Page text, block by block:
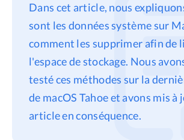
Dans cet article, nous
sont les données système sur
comment les supprimer afin de
l'espace de stockage. Nous
testé ces méthodes sur la
de macOS Tahoe et avons mis à
article en conséquence.